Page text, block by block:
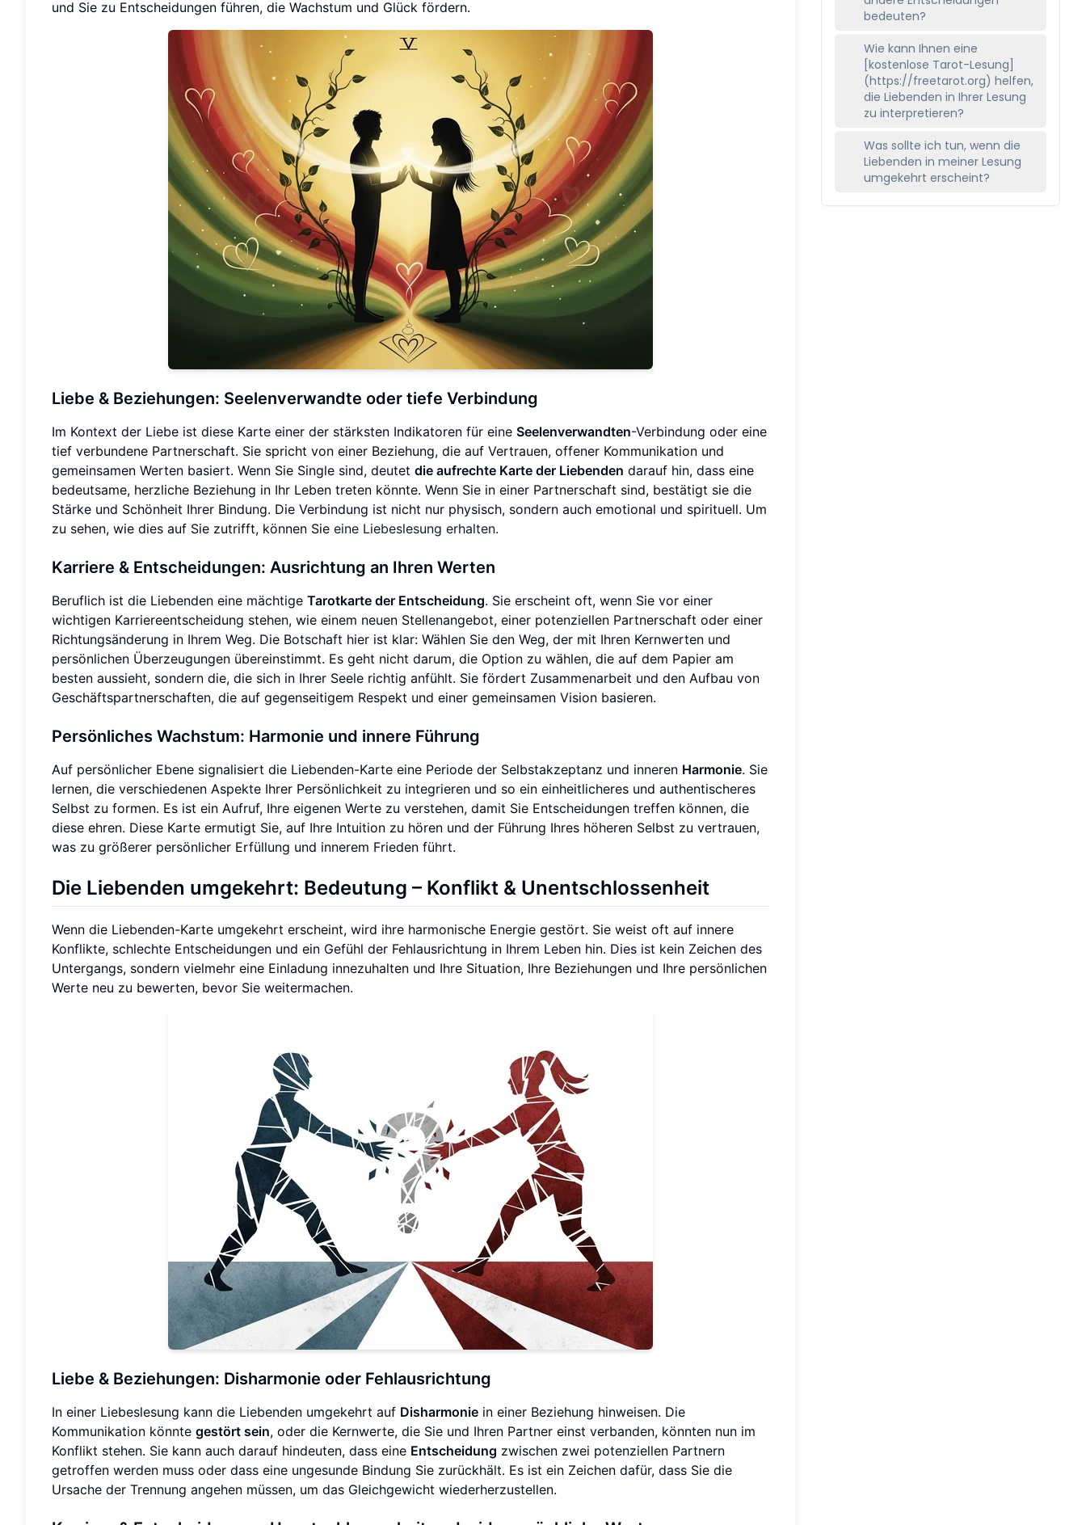
und Sie zu Entscheidungen führen, die Wachstum und Glück fördern.
Liebe & Beziehungen: Seelenverwandte oder tiefe Verbindung
Im Kontext der Liebe ist diese Karte einer der stärksten Indikatoren für eine Seelenverwandten-Verbindung oder eine
tief verbundene Partnerschaft. Sie spricht von einer Beziehung, die auf Vertrauen, offener Kommunikation und
gemeinsamen Werten basiert. Wenn Sie Single sind, deutet die aufrechte Karte der Liebenden darauf hin, dass eine
bedeutsame, herzliche Beziehung in Ihr Leben treten könnte. Wenn Sie in einer Partnerschaft sind, bestätigt sie die
Stärke und Schönheit Ihrer Bindung. Die Verbindung ist nicht nur physisch, sondern auch emotional und spirituell. Um
zu sehen, wie dies auf Sie zutrifft, können Sie eine Liebeslesung erhalten.
Karriere & Entscheidungen: Ausrichtung an Ihren Werten
Beruflich ist die Liebenden eine mächtige Tarotkarte der Entscheidung. Sie erscheint oft, wenn Sie vor einer
wichtigen Karriereentscheidung stehen, wie einem neuen Stellenangebot, einer potenziellen Partnerschaft oder einer
Richtungsänderung in Ihrem Weg. Die Botschaft hier ist klar: Wählen Sie den Weg, der mit Ihren Kernwerten und
persönlichen Überzeugungen übereinstimmt. Es geht nicht darum, die Option zu wählen, die auf dem Papier am
besten aussieht, sondern die, die sich in Ihrer Seele richtig anfühlt. Sie fördert Zusammenarbeit und den Aufbau von
Geschäftspartnerschaften, die auf gegenseitigem Respekt und einer gemeinsamen Vision basieren.
Persönliches Wachstum: Harmonie und innere Führung
Auf persönlicher Ebene signalisiert die Liebenden-Karte eine Periode der Selbstakzeptanz und inneren Harmonie. Sie
lernen, die verschiedenen Aspekte Ihrer Persönlichkeit zu integrieren und so ein einheitlicheres und authentischeres
Selbst zu formen. Es ist ein Aufruf, Ihre eigenen Werte zu verstehen, damit Sie Entscheidungen treffen können, die
diese ehren. Diese Karte ermutigt Sie, auf Ihre Intuition zu hören und der Führung Ihres höheren Selbst zu vertrauen,
was zu größerer persönlicher Erfüllung und innerem Frieden führt.
Die Liebenden umgekehrt: Bedeutung – Konflikt & Unentschlossenheit
Wenn die Liebenden-Karte umgekehrt erscheint, wird ihre harmonische Energie gestört. Sie weist oft auf innere
Konflikte, schlechte Entscheidungen und ein Gefühl der Fehlausrichtung in Ihrem Leben hin. Dies ist kein Zeichen des
Untergangs, sondern vielmehr eine Einladung innezuhalten und Ihre Situation, Ihre Beziehungen und Ihre persönlichen
Werte neu zu bewerten, bevor Sie weitermachen.
Liebe & Beziehungen: Disharmonie oder Fehlausrichtung
In einer Liebeslesung kann die Liebenden umgekehrt auf Disharmonie in einer Beziehung hinweisen. Die
Kommunikation könnte gestört sein, oder die Kernwerte, die Sie und Ihren Partner einst verbanden, könnten nun im
Konflikt stehen. Sie kann auch darauf hindeuten, dass eine Entscheidung zwischen zwei potenziellen Partnern
getroffen werden muss oder dass eine ungesunde Bindung Sie zurückhält. Es ist ein Zeichen dafür, dass Sie die
Ursache der Trennung angehen müssen, um das Gleichgewicht wiederherzustellen.
bedeuten?
Wie kann Ihnen eine
[kostenlose Tarot-Lesung]
(https://freetarot.org) helfen,
die Liebenden in Ihrer Lesung
zu interpretieren?
Was sollte ich tun, wenn die
Liebenden in meiner Lesung
umgekehrt erscheint?